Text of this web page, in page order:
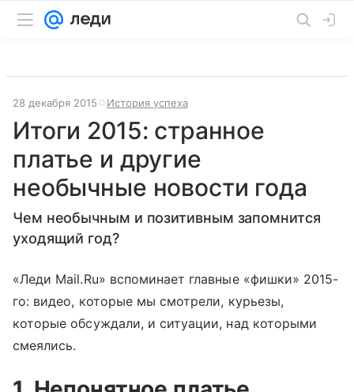
28 декабря 2015 История успеха
Итоги 2015: странное
платье и другие
необычные новости года
Чем необычным и позитивным запомнится
уходящий год?
«Леди Mail.Ru» вспоминает главные «фишки» 2015-
го: видео, которые мы смотрели, курьезы,
которые обсуждали, и ситуации, над которыми
смеялись.